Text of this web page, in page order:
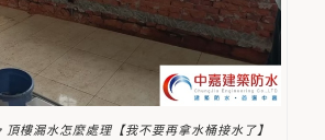
頂樓漏水怎麼處理【我不要再拿水桶接水了】